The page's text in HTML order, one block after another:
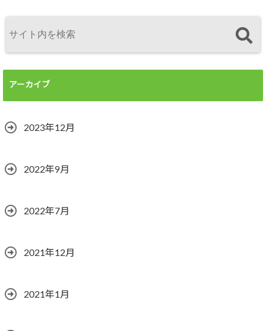
アーカイブ
2023年12月
2022年9月
2022年7月
2021年12月
2021年1月